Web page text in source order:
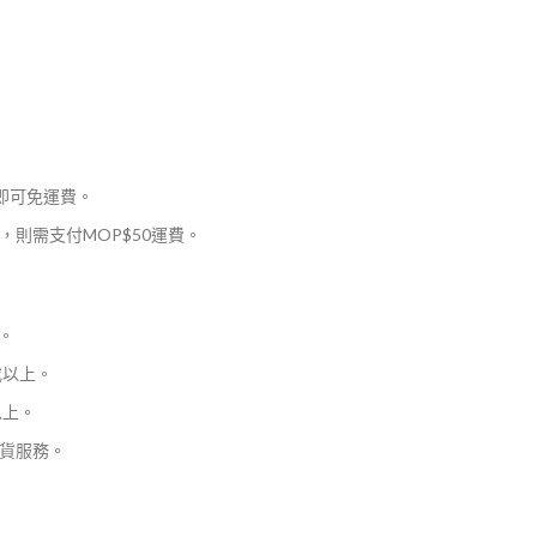
免運費。
則需支付MOP$50運費。
上。
。
服務。